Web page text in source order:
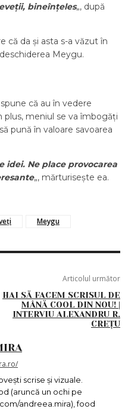
bineînțeles„, după
că da și asta s-a văzut în
Meygu.
că au în vedere
plus, meniul se va îmbogăți
pună în valoare savoarea
idei. Ne place provocarea
„, mărturisește ea.
Meygu
Articolul următor
HAI SĂ FACEM SCRISUL DE
MÂNĂ COOL DIN NOU! |
INTERVIU ALEXANDRU R.
CREȚU
scrise și vizuale.
(aruncă un ochi pe
andreea.mira), food